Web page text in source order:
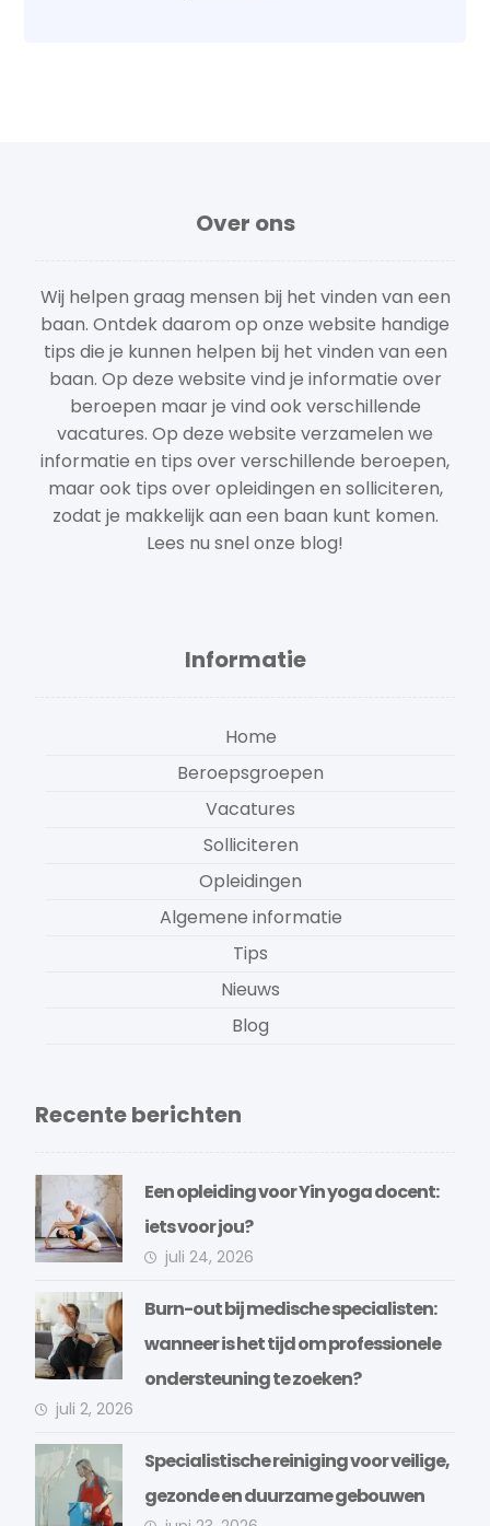
Over ons
Wij helpen graag mensen bij het vinden van een
baan. Ontdek daarom op onze website handige
tips die je kunnen helpen bij het vinden van een
baan. Op deze website vind je informatie over
beroepen maar je vind ook verschillende
vacatures. Op deze website verzamelen we
informatie en tips over verschillende beroepen,
maar ook tips over opleidingen en solliciteren,
zodat je makkelijk aan een baan kunt komen.
Lees nu snel onze blog!
Informatie
Home
Beroepsgroepen
Vacatures
Solliciteren
Opleidingen
Algemene informatie
Tips
Nieuws
Blog
Recente berichten
Een opleiding voor Yin yoga docent:
iets voor jou?
juli 24, 2026
Burn-out bij medische specialisten:
wanneer is het tijd om professionele
ondersteuning te zoeken?
juli 2, 2026
Specialistische reiniging voor veilige,
gezonde en duurzame gebouwen